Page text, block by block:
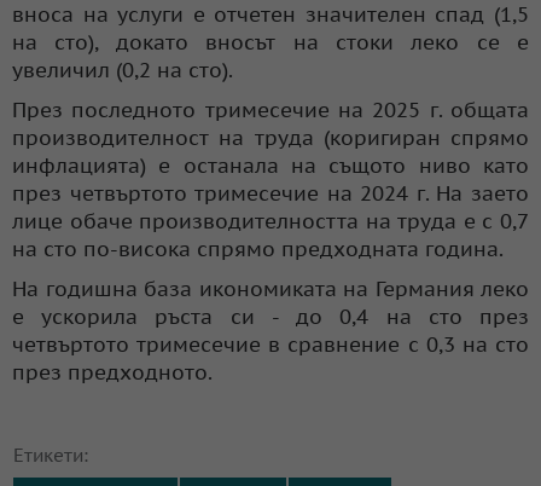
вноса на услуги е отчетен значителен спад (1,5
на сто), докато вносът на стоки леко се е
увеличил (0,2 на сто).
През последното тримесечие на 2025 г. общата
производителност на труда (коригиран спрямо
инфлацията) е останала на същото ниво като
през четвъртото тримесечие на 2024 г. На заето
лице обаче производителността на труда е с 0,7
на сто по-висока спрямо предходната година.
На годишна база икономиката на Германия леко
е ускорила ръста си - до 0,4 на сто през
четвъртото тримесечие в сравнение с 0,3 на сто
през предходното.
Етикети: